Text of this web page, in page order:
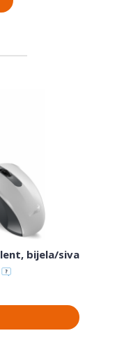
bijela/siva